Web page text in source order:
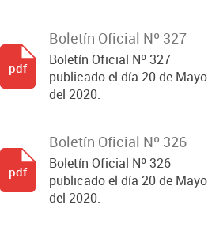
Boletín Oficial Nº 327
Boletín Oficial Nº 327
publicado el día 20 de Mayo
del 2020.
pdf
Boletín Oficial Nº 326
Boletín Oficial Nº 326
publicado el día 20 de Mayo
del 2020.
pdf